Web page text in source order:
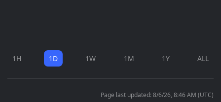
1H 1D 1W 1M 1Y ALL
Page last updated: 8/6/26, 8:46 AM (UTC)